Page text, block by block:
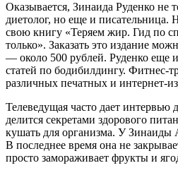
Оказывается, Зинаида Руденко не
диетолог, но еще и писательница.
свою книгу «Теряем жир. Гид по
только». Заказать это издание
— около 500 рублей. Руденко еще
статей по бодибилдингу. Фитнес-
различных печатных и интернет-
Телеведущая часто дает интервью
делится секретами здорового
кушать для организма. У Зинаиды
В последнее время она не
просто замораживает фрукты и